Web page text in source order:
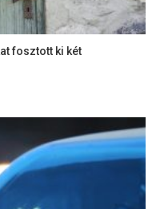
fosztott ki két